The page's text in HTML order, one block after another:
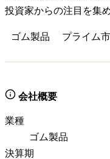
投資家からの注目を集
ゴム製品 プライム
会社概要
業種
ゴム製品
決算期